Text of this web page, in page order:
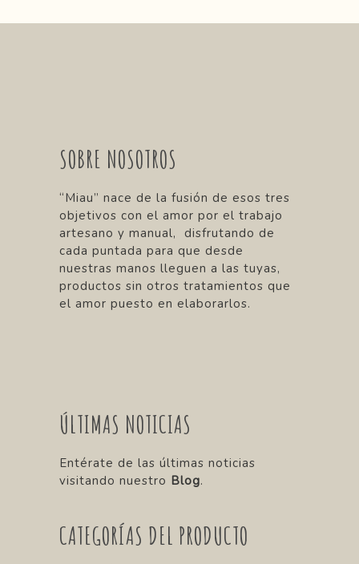
SOBRE NOSOTROS
“Miau” nace de la fusión de esos tres
objetivos con el amor por el trabajo
artesano y manual, disfrutando de
cada puntada para que desde
nuestras manos lleguen a las tuyas,
productos sin otros tratamientos que
el amor puesto en elaborarlos.
ÚLTIMAS NOTICIAS
Entérate de las últimas noticias
visitando nuestro Blog.
CATEGORÍAS DEL PRODUCTO